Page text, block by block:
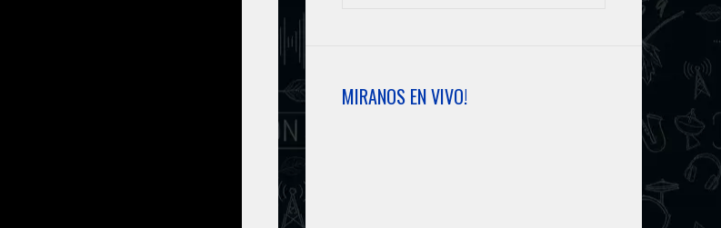
MIRANOS EN VIVO!